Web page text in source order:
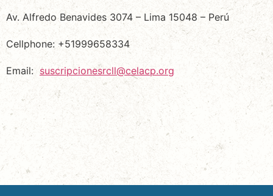
Av. Alfredo Benavides 3074 – Lima 15048 – Perú
Cellphone: +51999658334
Email: suscripcionesrcll@celacp.org